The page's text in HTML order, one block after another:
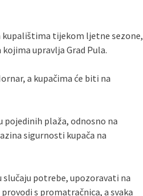
kupalištima tijekom ljetne sezone,
upravlja Grad Pula.
a kupačima će biti na
plaža, odnosno na
sigurnosti kupača na
slučaju potrebe, upozoravati na
s promatračnica, a svaka